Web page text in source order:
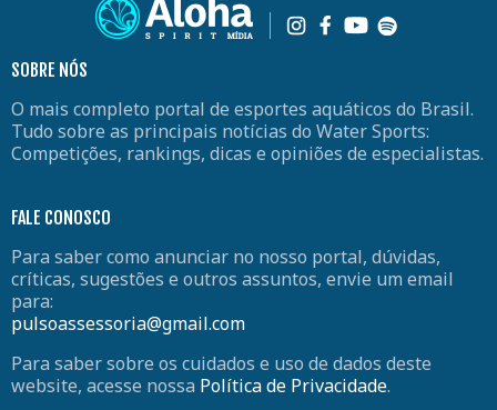
SOBRE NÓS
O mais completo portal de esportes aquáticos do Brasil.
Tudo sobre as principais notícias do Water Sports:
Competições, rankings, dicas e opiniões de especialistas.
FALE CONOSCO
Para saber como anunciar no nosso portal, dúvidas,
críticas, sugestões e outros assuntos, envie um email
para:
pulsoassessoria@gmail.com
Para saber sobre os cuidados e uso de dados deste
website, acesse nossa Política de Privacidade.